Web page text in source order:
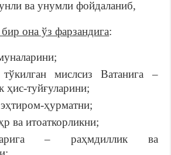
ва унумли фойдаланиб,
она ўз фарзандига:
мислсиз Ватанига –
ҳис-туйғуларини;
ҳурматни;
ва итоаткорликни;
– раҳмдиллик ва